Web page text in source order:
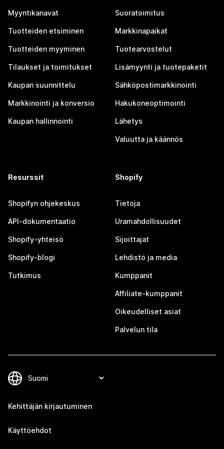
Myyntikanavat
Tuotteiden etsiminen
Tuotteiden myyminen
Tilaukset ja toimitukset
Kaupan suunnittelu
Markkinointi ja konversio
Kaupan hallinnointi
Suoratoimitus
Markkinapaikat
Tuotearvostelut
Lisämyynti ja tuotepaketit
Sähköpostimarkkinointi
Hakukoneoptimointi
Lähetys
Valuutta ja käännös
Resurssit
Shopifyn ohjekeskus
API-dokumentaatio
Shopify-yhteisö
Shopify-blogi
Tutkimus
Shopify
Tietoja
Uramahdollisuudet
Sijoittajat
Lehdistö ja media
Kumppanit
Affiliate-kumppanit
Oikeudelliset asiat
Palvelun tila
Kehittäjän kirjautuminen
Käyttöehdot